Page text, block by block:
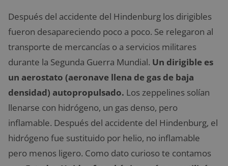
Después del accidente del Hindenburg los dirigibles
fueron desapareciendo poco a poco. Se relegaron al
transporte de mercancías o a servicios militares
durante la Segunda Guerra Mundial. Un dirigible es
un aerostato (aeronave llena de gas de baja
densidad) autopropulsado. Los zeppelines solían
llenarse con hidrógeno, un gas denso, pero
inflamable. Después del accidente del Hindenburg, el
hidrógeno fue sustituido por helio, no inflamable
pero menos ligero. Como dato curioso te contamos